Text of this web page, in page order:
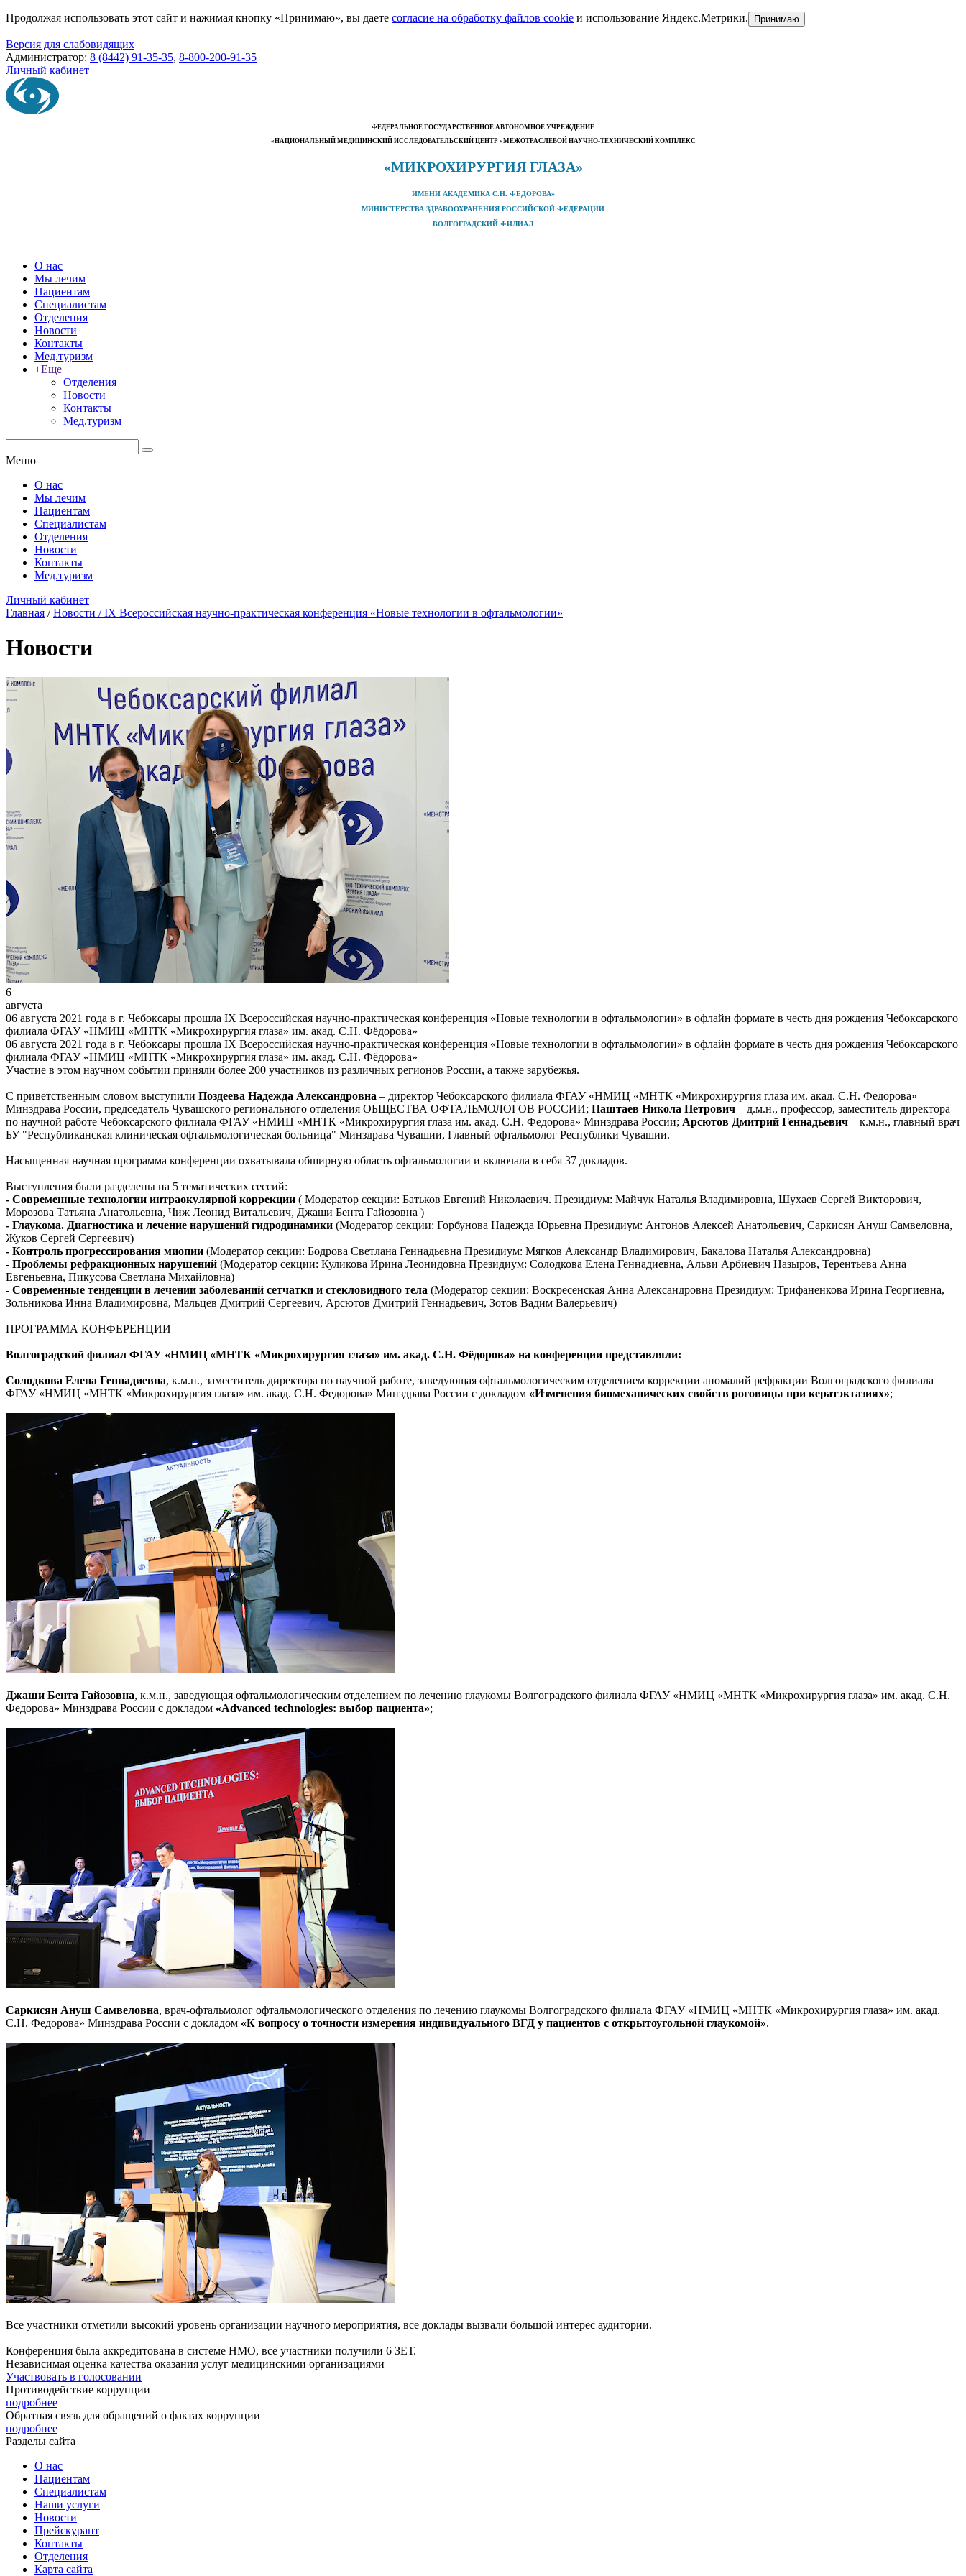
Продолжая использовать этот сайт и нажимая кнопку «Принимаю», вы даете согласие на обработку файлов cookie и использование Яндекс.Метрики. Принимаю
Версия для слабовидящих
Администратор: 8 (8442) 91-35-35, 8-800-200-91-35
Личный кабинет
ФЕДЕРАЛЬНОЕ ГОСУДАРСТВЕННОЕ АВТОНОМНОЕ УЧРЕЖДЕНИЕ
«НАЦИОНАЛЬНЫЙ МЕДИЦИНСКИЙ ИССЛЕДОВАТЕЛЬСКИЙ ЦЕНТР «МЕЖОТРАСЛЕВОЙ НАУЧНО-ТЕХНИЧЕСКИЙ КОМПЛЕКС
«МИКРОХИРУРГИЯ ГЛАЗА»
ИМЕНИ АКАДЕМИКА С.Н. ФЕДОРОВА»
МИНИСТЕРСТВА ЗДРАВООХРАНЕНИЯ РОССИЙСКОЙ ФЕДЕРАЦИИ
ВОЛГОГРАДСКИЙ ФИЛИАЛ
О нас
Мы лечим
Пациентам
Специалистам
Отделения
Новости
Контакты
Мед.туризм
+Еще
Отделения
Новости
Контакты
Мед.туризм
Меню
О нас
Мы лечим
Пациентам
Специалистам
Отделения
Новости
Контакты
Мед.туризм
Личный кабинет
Главная /Новости / IX Всероссийская научно-практическая конференция «Новые технологии в офтальмологии»
Новости
6
августа
06 августа 2021 года в г. Чебоксары прошла IX Всероссийская научно-практическая конференция «Новые технологии в офтальмологии» в офлайн формате в честь дня рождения Чебоксарского
филиала ФГАУ «НМИЦ «МНТК «Микрохирургия глаза» им. акад. С.Н. Фёдорова»
06 августа 2021 года в г. Чебоксары прошла IX Всероссийская научно-практическая конференция «Новые технологии в офтальмологии» в офлайн формате в честь дня рождения Чебоксарского
филиала ФГАУ «НМИЦ «МНТК «Микрохирургия глаза» им. акад. С.Н. Фёдорова»
Участие в этом научном событии приняли более 200 участников из различных регионов России, а также зарубежья.
С приветственным словом выступили Поздеева Надежда Александровна – директор Чебоксарского филиала ФГАУ «НМИЦ «МНТК «Микрохирургия глаза им. акад. С.Н. Федорова»
Минздрава России, председатель Чувашского регионального отделения ОБЩЕСТВА ОФТАЛЬМОЛОГОВ РОССИИ; Паштаев Никола Петрович – д.м.н., профессор, заместитель директора
по научной работе Чебоксарского филиала ФГАУ «НМИЦ «МНТК «Микрохирургия глаза им. акад. С.Н. Федорова» Минздрава России; Арсютов Дмитрий Геннадьевич – к.м.н., главный врач
БУ "Республиканская клиническая офтальмологическая больница" Минздрава Чувашии, Главный офтальмолог Республики Чувашии.
Насыщенная научная программа конференции охватывала обширную область офтальмологии и включала в себя 37 докладов.
Выступления были разделены на 5 тематических сессий:
- Современные технологии интраокулярной коррекции ( Модератор секции: Батьков Евгений Николаевич. Президиум: Майчук Наталья Владимировна, Шухаев Сергей Викторович,
Морозова Татьяна Анатольевна, Чиж Леонид Витальевич, Джаши Бента Гайозовна )
- Глаукома. Диагностика и лечение нарушений гидродинамики (Модератор секции: Горбунова Надежда Юрьевна Президиум: Антонов Алексей Анатольевич, Саркисян Ануш Самвеловна,
Жуков Сергей Сергеевич)
- Контроль прогрессирования миопии (Модератор секции: Бодрова Светлана Геннадьевна Президиум: Мягков Александр Владимирович, Бакалова Наталья Александровна)
- Проблемы рефракционных нарушений (Модератор секции: Куликова Ирина Леонидовна Президиум: Солодкова Елена Геннадиевна, Альви Арбиевич Назыров, Терентьева Анна
Евгеньевна, Пикусова Светлана Михайловна)
- Современные тенденции в лечении заболеваний сетчатки и стекловидного тела (Модератор секции: Воскресенская Анна Александровна Президиум: Трифаненкова Ирина Георгиевна,
Зольникова Инна Владимировна, Мальцев Дмитрий Сергеевич, Арсютов Дмитрий Геннадьевич, Зотов Вадим Валерьевич)
ПРОГРАММА КОНФЕРЕНЦИИ
Волгоградский филиал ФГАУ «НМИЦ «МНТК «Микрохирургия глаза» им. акад. С.Н. Фёдорова» на конференции представляли:
Солодкова Елена Геннадиевна, к.м.н., заместитель директора по научной работе, заведующая офтальмологическим отделением коррекции аномалий рефракции Волгоградского филиала
ФГАУ «НМИЦ «МНТК «Микрохирургия глаза» им. акад. С.Н. Федорова» Минздрава России с докладом «Изменения биомеханических свойств роговицы при кератэктазиях»;
Джаши Бента Гайозовна, к.м.н., заведующая офтальмологическим отделением по лечению глаукомы Волгоградского филиала ФГАУ «НМИЦ «МНТК «Микрохирургия глаза» им. акад. С.Н.
Федорова» Минздрава России с докладом «Advanced technologies: выбор пациента»;
Саркисян Ануш Самвеловна, врач-офтальмолог офтальмологического отделения по лечению глаукомы Волгоградского филиала ФГАУ «НМИЦ «МНТК «Микрохирургия глаза» им. акад.
С.Н. Федорова» Минздрава России с докладом «К вопросу о точности измерения индивидуального ВГД у пациентов с открытоугольной глаукомой».
Все участники отметили высокий уровень организации научного мероприятия, все доклады вызвали большой интерес аудитории.
Конференция была аккредитована в системе НМО, все участники получили 6 ЗЕТ.
Независимая оценка качества оказания услуг медицинскими организациями
Участвовать в голосовании
Противодействие коррупции
подробнее
Обратная связь для обращений о фактах коррупции
подробнее
Разделы сайта
О нас
Пациентам
Специалистам
Наши услуги
Новости
Прейскурант
Контакты
Отделения
Карта сайта